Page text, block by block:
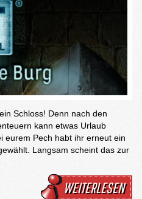
Schloss! Denn nach den
kann etwas Urlaub
eurem Pech habt ihr erneut ein
Langsam scheint das zur
WEITERLESEN